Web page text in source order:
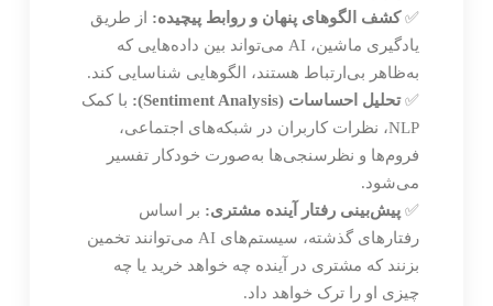
✅کشف الگوهای پنهان و روابط پیچیده: از طریق
یادگیری ماشین، AI می‌تواند بین داده‌هایی که
به‌ظاهر بی‌ارتباط هستند، الگوهایی شناسایی کند.
✅تحلیل احساسات (Sentiment Analysis):
با کمک
NLP، نظرات کاربران در شبکه‌های اجتماعی،
فروم‌ها و نظرسنجی‌ها به‌صورت خودکار تفسیر
می‌شود.
✅ پیش‌بینی رفتار آینده مشتری: بر اساس
رفتارهای گذشته، سیستم‌های AI می‌توانند تخمین
بزنند که مشتری در آینده چه خواهد خرید یا چه
چیزی او را ترک خواهد داد.